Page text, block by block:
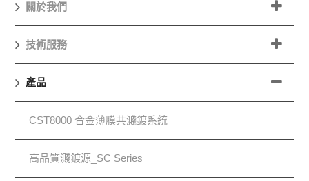
關於我們
技術服務
產品
CST8000 合金薄膜共濺鍍系統
高品質濺鍍源_SC Series